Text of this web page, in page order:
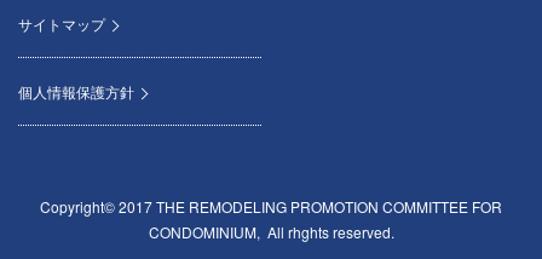
サイトマップ
個人情報保護方針
Copyright© 2017 THE REMODELING PROMOTION COMMITTEE FOR
CONDOMINIUM, All rhghts reserved.